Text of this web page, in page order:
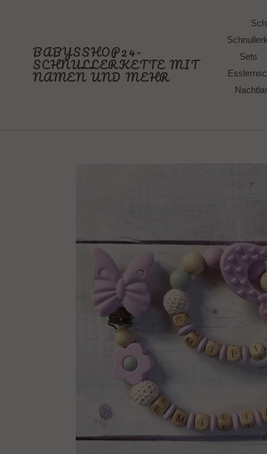
BABYSSHOP24-
SCHNULLERKETTE MIT
NAMEN UND MEHR
Sets